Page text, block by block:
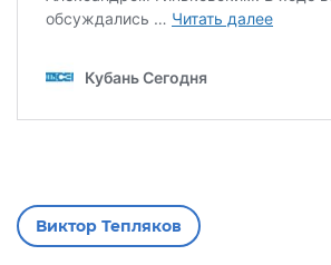
Виктор Тепляков